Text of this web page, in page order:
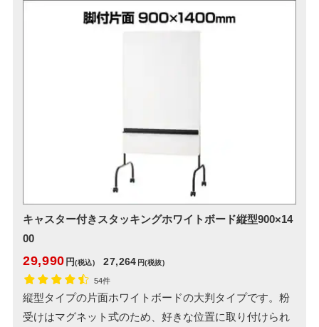
キャスター付きスタッキングホワイトボード縦型900×14
00
29,990 円(税込) 27,264 円(税抜)
54件
縦型タイプの片面ホワイトボードの大判タイプです。粉
受けはマグネット式のため、好きな位置に取り付けられ